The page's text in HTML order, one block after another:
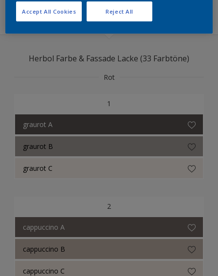
Herbol Farbe & Boden
NCS Index
ReadyMix Farbtöne
Consolan Trade
FILTERS KOLLEKTION
Herbol Farbe & Fassade Lacke (33 Farbtöne)
Rot
1
graurot A
graurot B
graurot C
2
cappuccino A
cappuccino B
cappuccino C
Reject All
Accept All Cookies